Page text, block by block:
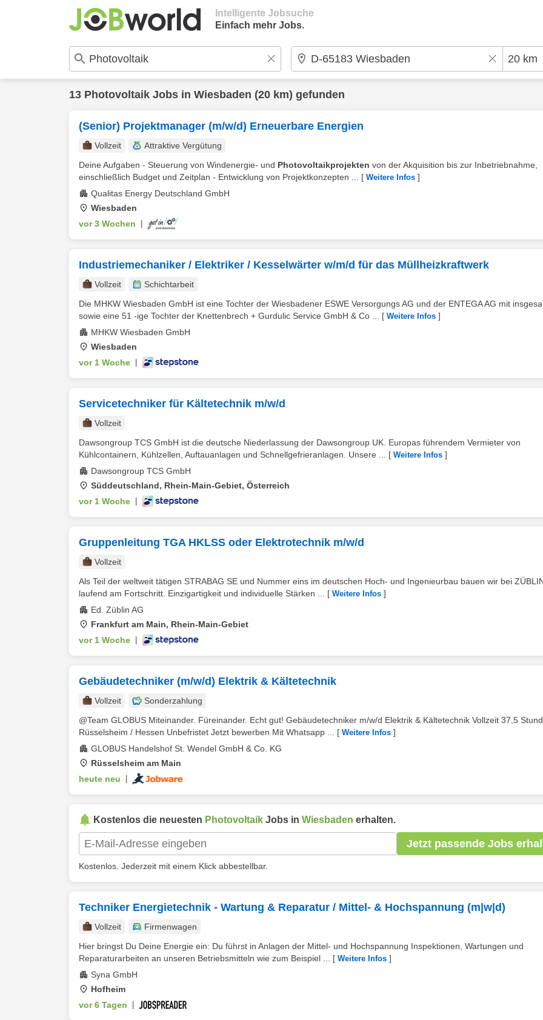
Intelligente Jobsuche
Einfach mehr Jobs.
13 Photovoltaik Jobs in Wiesbaden (20 km) gefunden
(Senior) Projektmanager (m/w/d) Erneuerbare Energien
Vollzeit
Attraktive Vergütung
Deine Aufgaben - Steuerung von Windenergie- und Photovoltaikprojekten von der Akquisition bis zur Inbetriebnahme,
einschließlich Budget und Zeitplan - Entwicklung von Projektkonzepten ...
[ Weitere Infos ]
Qualitas Energy Deutschland GmbH
Wiesbaden
vor 3 Wochen
Industriemechaniker / Elektriker / Kesselwärter w/m/d für das Müllheizkraftwerk
Vollzeit
Schichtarbeit
Die MHKW Wiesbaden GmbH ist eine Tochter der Wiesbadener ESWE Versorgungs AG und der ENTEGA AG mit
sowie eine 51 -ige Tochter der Knettenbrech + Gurdulic Service GmbH & Co ...
[ Weitere Infos ]
MHKW Wiesbaden GmbH
Wiesbaden
vor 1 Woche
Servicetechniker für Kältetechnik m/w/d
Vollzeit
Dawsongroup TCS GmbH ist die deutsche Niederlassung der Dawsongroup UK. Europas führendem Vermieter von
Kühlcontainern, Kühlzellen, Auftauanlagen und Schnellgefrieranlagen. Unsere ...
[ Weitere Infos ]
Dawsongroup TCS GmbH
Süddeutschland, Rhein-Main-Gebiet, Österreich
vor 1 Woche
Gruppenleitung TGA HKLSS oder Elektrotechnik m/w/d
Vollzeit
Als Teil der weltweit tätigen STRABAG SE und Nummer eins im deutschen Hoch- und Ingenieurbau bauen wir bei
laufend am Fortschritt. Einzigartigkeit und individuelle Stärken ...
[ Weitere Infos ]
Ed. Züblin AG
Frankfurt am Main, Rhein-Main-Gebiet
vor 1 Woche
Gebäudetechniker (m/w/d) Elektrik & Kältetechnik
Vollzeit
Sonderzahlung
@Team GLOBUS Miteinander. Füreinander. Echt gut! Gebäudetechniker m/w/d Elektrik & Kältetechnik Vollzeit 37,5
Rüsselsheim / Hessen Unbefristet Jetzt bewerben Mit Whatsapp ...
[ Weitere Infos ]
GLOBUS Handelshof St. Wendel GmbH & Co. KG
Rüsselsheim am Main
heute neu
Kostenlos die neuesten Photovoltaik Jobs in Wiesbaden erhalten.
Jetzt passende Jobs
Kostenlos. Jederzeit mit einem Klick abbestellbar.
Techniker Energietechnik - Wartung & Reparatur / Mittel- & Hochspannung (m|w|d)
Vollzeit
Firmenwagen
Hier bringst Du Deine Energie ein: Du führst in Anlagen der Mittel- und Hochspannung Inspektionen, Wartungen und
Reparaturarbeiten an unseren Betriebsmitteln wie zum Beispiel ...
[ Weitere Infos ]
Syna GmbH
Hofheim
vor 6 Tagen